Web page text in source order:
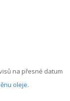
na přesné datum
oleje.